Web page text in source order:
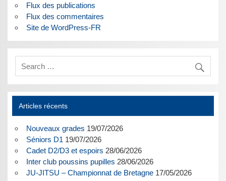
Flux des publications
Flux des commentaires
Site de WordPress-FR
Articles récents
Nouveaux grades 19/07/2026
Séniors D1 19/07/2026
Cadet D2/D3 et espoirs 28/06/2026
Inter club poussins pupilles 28/06/2026
JU-JITSU – Championnat de Bretagne 17/05/2026